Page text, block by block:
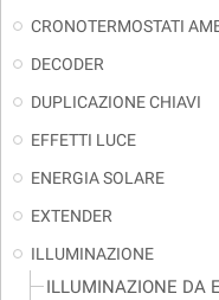
CRONOTERMOSTATI
DECODER
DUPLICAZIONE CHIAVI
EFFETTI LUCE
ENERGIA SOLARE
EXTENDER
ILLUMINAZIONE
ILLUMINAZIONE DA